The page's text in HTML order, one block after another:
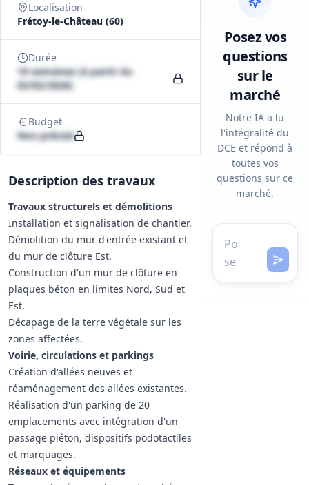
Localisation
Frétoy-le-Château (60)
Durée
10 semaines (à partir du
02/02/2026)
Budget
Non précisé
Description des travaux
Travaux structurels et démolitions
Installation et signalisation de chantier.
Démolition du mur d'entrée existant et
du mur de clôture Est.
Construction d'un mur de clôture en
plaques béton en limites Nord, Sud et
Est.
Décapage de la terre végétale sur les
zones affectées.
Voirie, circulations et parkings
Création d'allées neuves et
réaménagement des allées existantes.
Réalisation d'un parking de 20
emplacements avec intégration d'un
passage piéton, dispositifs podotactiles
et marquages.
Réseaux et équipements
Posez vos
questions
sur le
marché
Notre IA a lu
l'intégralité du
DCE et répond à
toutes vos
questions sur ce
marché.